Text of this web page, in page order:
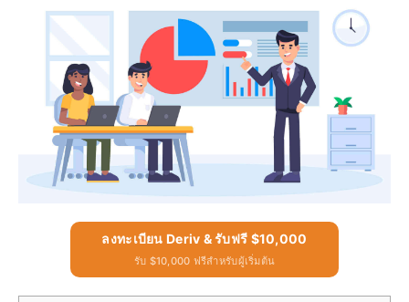
ลงทะเบียน Deriv & รับฟรี $10,000
รับ $10,000 ฟรีสำหรับผู้เริ่มต้น